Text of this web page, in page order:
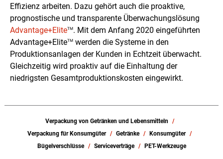
Effizienz arbeiten. Dazu gehört auch die proaktive,
prognostische und transparente Überwachungslösung
Advantage+EliteTM. Mit dem Anfang 2020 eingeführten
Advantage+EliteTM werden die Systeme in den
Produktionsanlagen der Kunden in Echtzeit überwacht.
Gleichzeitig wird proaktiv auf die Einhaltung der
niedrigsten Gesamtproduktionskosten eingewirkt.
Verpackung von Getränken und Lebensmitteln
Verpackung für Konsumgüter
Getränke
Konsumgüter
Bügelverschlüsse
Serviceverträge PET-Werkzeuge